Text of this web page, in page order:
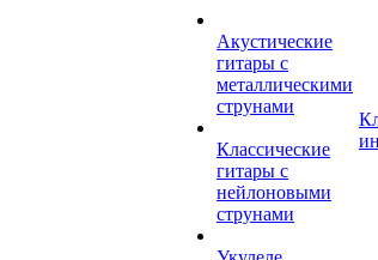
Акустические
гитары с
металлическими
струнами
Классические
гитары с
нейлоновыми
струнами